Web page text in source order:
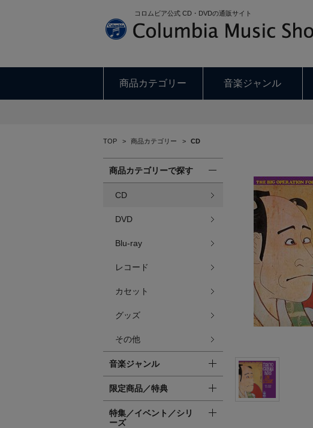
コロムビア公式 CD・DVDの通販サイト
商品カテゴリー 音楽ジャンル
TOP > 商品カテゴリー > CD
商品カテゴリーで探す
CD
DVD
Blu-ray
レコード
カセット
グッズ
その他
音楽ジャンル
限定商品／特典
特集／イベント／シリ
ーズ